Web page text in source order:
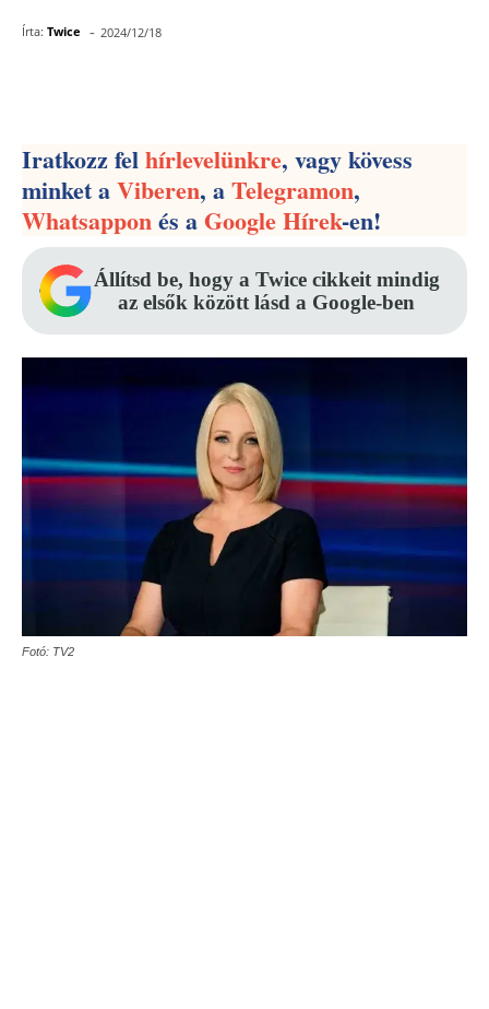
Írta: Twice - 2024/12/18
Iratkozz felhírlevelünkre, vagy kövess
minket aViberen, aTelegramon,
Whatsapponés aGoogle Hírek-en!
Állítsd be, hogy a Twice cikkeit mindig
az elsők között lásd a Google-ben
Fotó: TV2